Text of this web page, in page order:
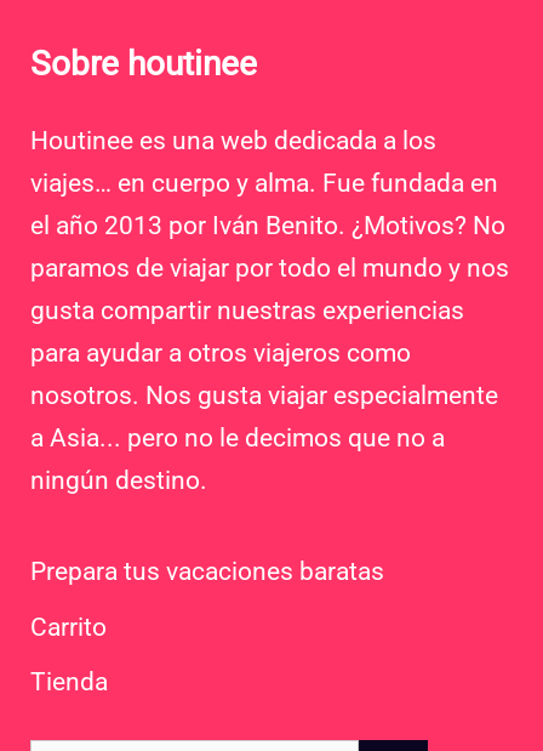
Sobre houtinee
Houtinee es una web dedicada a los
viajes… en cuerpo y alma. Fue fundada en
el año 2013 por Iván Benito. ¿Motivos? No
paramos de viajar por todo el mundo y nos
gusta compartir nuestras experiencias
para ayudar a otros viajeros como
nosotros. Nos gusta viajar especialmente
a Asia... pero no le decimos que no a
ningún destino.
Prepara tus vacaciones baratas
Carrito
Tienda